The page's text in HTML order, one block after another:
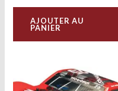
AJOUTER AU
PANIER